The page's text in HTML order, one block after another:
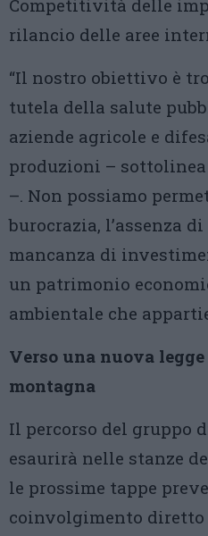
Competitività delle
rilancio delle aree
“Il nostro obiettivo è
tutela della salute
aziende agricole e
produzioni –
–. Non possiamo
burocrazia, l’assenza
mancanza di
un patrimonio
ambientale che
Verso una nuova
montagna
Il percorso del gruppo
esaurirà nelle stanze
le prossime tappe
coinvolgimento